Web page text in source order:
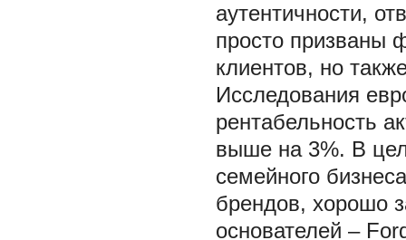
аутентичности,
просто призваны
клиентов, но
Исследования
рентабельность
выше на 3%. В
семейного
брендов, хорошо
основателей –